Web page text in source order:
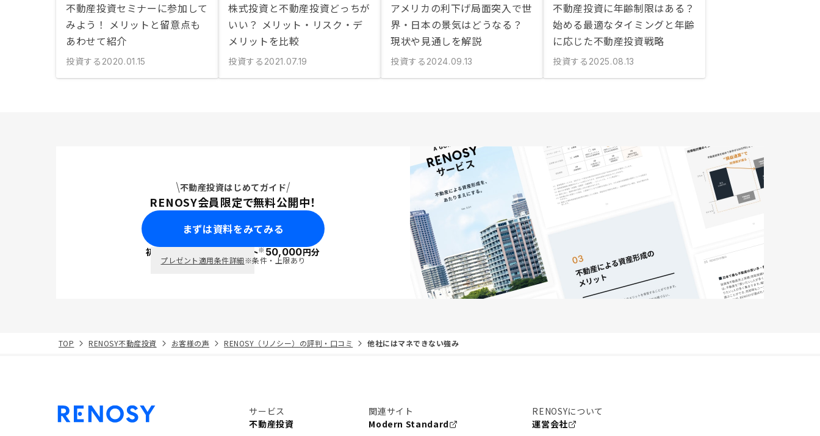
不動産投資セミナーに参加して
みよう！ メリットと留意点も
あわせて紹介
投資する 2020.01.15
株式投資と不動産投資どっちが
いい？ メリット・リスク・デ
メリットを比較
投資する 2021.07.19
アメリカの利下げ局面突入で世
界・日本の景気はどうなる？
現状や見通しを解説
投資する 2024.09.13
不動産投資に年齢制限はある？
始める最適なタイミングと年齢
に応じた不動産投資戦略
投資する 2025.08.13
不動産投資はじめてガイド
RENOSY会員限定で無料公開中！
まずは資料をみてみる
初回面談で ポイント※50,000円分
プレゼント適用条件詳細※条件・上限あり
TOP RENOSY不動産投資 お客様の声 RENOSY（リノシー）の評判・口コミ 他社にはマネできない強み
サービス
不動産投資
関連サイト
Modern Standard
RENOSYについて
運営会社